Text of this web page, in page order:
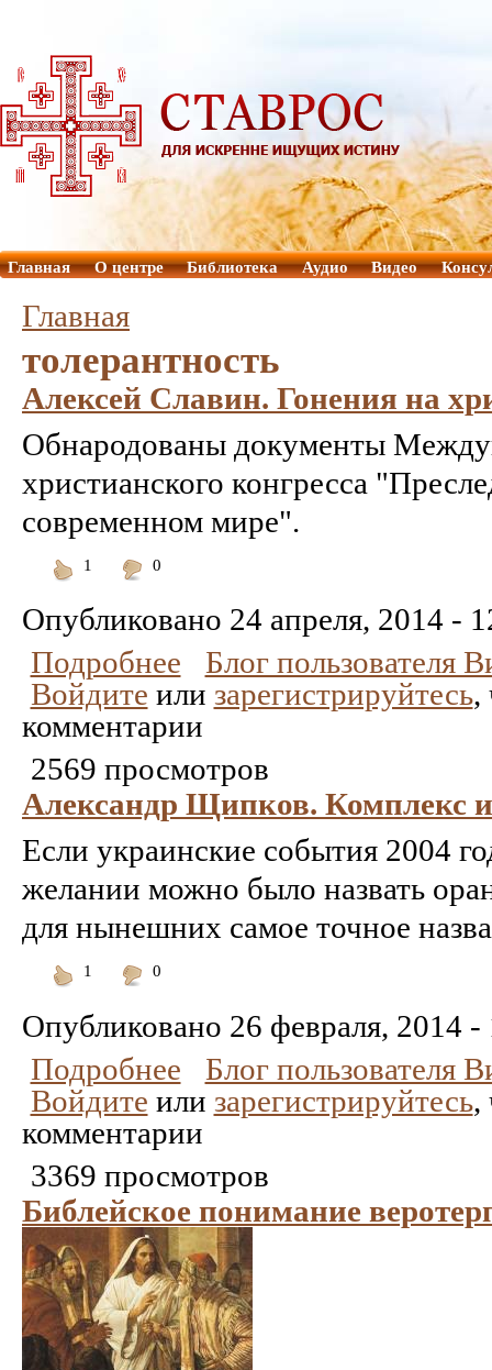
Главная О центре Библиотека Аудио Видео
Главная
толерантность
Алексей Славин. Гонения на
Обнародованы документы
христианского конгресса
современном мире".
1
0
Опубликовано 24 апреля, 2014 -
Подробнее
Блог пользователя
Войдите или зарегистрируйтесь,
комментарии
2569 просмотров
Александр Щипков. Комплекс
Если украинские события 2004
желании можно было назвать
для нынешних самое точное
1
0
Опубликовано 26 февраля, 2014 -
Подробнее
Блог пользователя
Войдите или зарегистрируйтесь,
комментарии
3369 просмотров
Библейское понимание